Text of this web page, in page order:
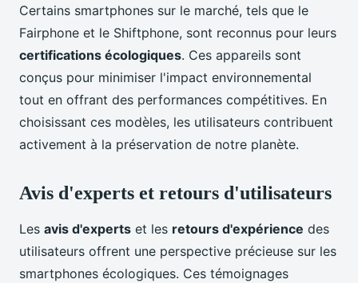
Certains smartphones sur le marché, tels que le
Fairphone et le Shiftphone, sont reconnus pour leurs
certifications écologiques. Ces appareils sont
conçus pour minimiser l'impact environnemental
tout en offrant des performances compétitives. En
choisissant ces modèles, les utilisateurs contribuent
activement à la préservation de notre planète.
Avis d'experts et retours d'utilisateurs
Les avis d'experts et les retours d'expérience des
utilisateurs offrent une perspective précieuse sur les
smartphones écologiques. Ces témoignages